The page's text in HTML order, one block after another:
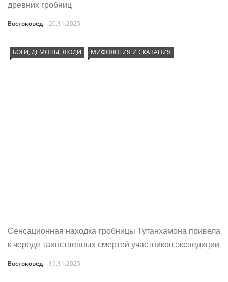
древних гробниц
Востоковед 20.11.2025
БОГИ, ДЕМОНЫ, ЛЮДИ МИФОЛОГИЯ И СКАЗАНИЯ
Сенсационная находка гробницы Тутанхамона привела
к череде таинственных смертей участников экспедиции
Востоковед 19.11.2025